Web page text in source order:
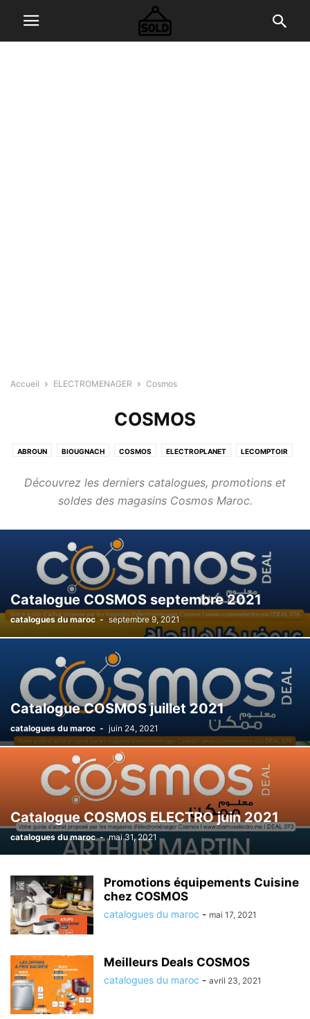
Accueil ELECTROMENAGER Cosmos
COSMOS
ABROUN BIOUGNACH COSMOS ELECTROPLANET LECOMPTOIR
Découvrez les derniers catalogues, promotions et
soldes des magasins Cosmos Maroc.
Catalogue COSMOS septembre 2021
catalogues du maroc - septembre 9, 2021
Catalogue COSMOS juillet 2021
catalogues du maroc - juin 24, 2021
Catalogue COSMOS ELECTRO juin 2021
catalogues du maroc - mai 31, 2021
Promotions équipements Cuisine
chez COSMOS
catalogues du maroc - mai 17, 2021
Meilleurs Deals COSMOS
catalogues du maroc - avril 23, 2021